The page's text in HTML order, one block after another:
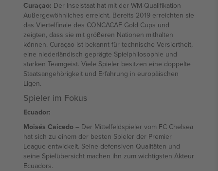
Curaçao: Der Inselstaat hat mit der WM-Qualifikation
Außergewöhnliches erreicht. Bereits 2019 erreichten sie
das Viertelfinale des CONCACAF Gold Cups und
zeigten, dass sie mit größeren Nationen mithalten
können. Curaçao ist bekannt für technische Versiertheit,
eine niederländisch geprägte Spielphilosophie und
starken Teamgeist. Viele Spieler besitzen eine doppelte
Staatsangehörigkeit und Erfahrung in europäischen
Ligen.
Spieler im Fokus
Ecuador:
Moisés Caicedo – Der Mittelfeldspieler vom FC Chelsea
hat sich zu einem der besten Spieler der Premier
League entwickelt. Seine defensiven Qualitäten und
seine Spielübersicht machen ihn zum wichtigsten Akteur
Ecuadors.